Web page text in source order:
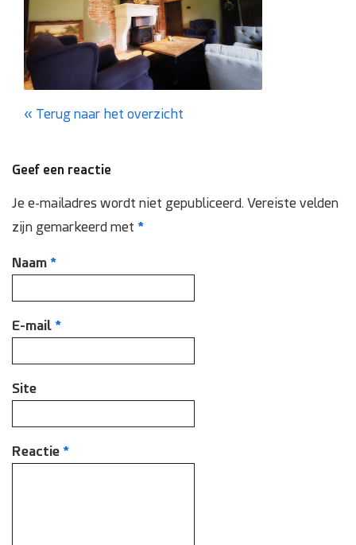
Keuring NEN 3140
Zonnepanelen
Referenties
Contact
Terug naar het overzicht
Geef een reactie
Je e-mailadres wordt niet gepubliceerd. Vereiste velden
zijn gemarkeerd met *
Naam *
E-mail *
Site
Reactie *